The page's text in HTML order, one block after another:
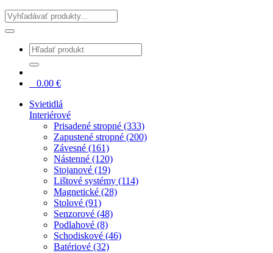
Hladať
0.00 €
Svietidlá
Interiérové
Prisadené stropné (333)
Zapustené stropné (200)
Závesné (161)
Nástenné (120)
Stojanové (19)
Lištové systémy (114)
Magnetické (28)
Stolové (91)
Senzorové (48)
Podlahové (8)
Schodiskové (46)
Batériové (32)